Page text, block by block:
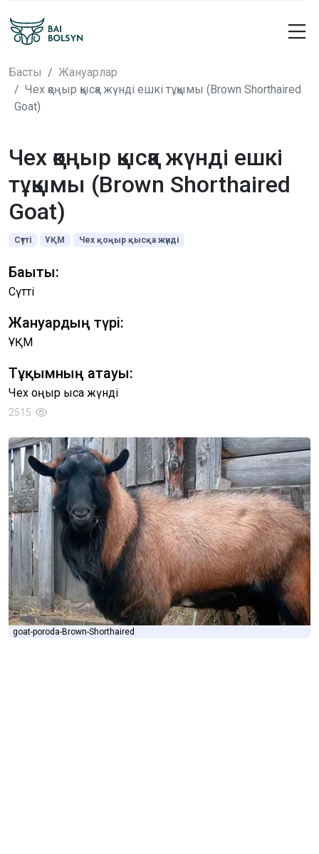
Басты
Жануарлар
Чех қоңыр қысқа жүнді ешкі тұқымы (Brown Shorthaired
Goat)
Чех қоңыр қысқа жүнді ешкі
тұқымы (Brown Shorthaired
Goat)
Сүтті ҰҚМ Чех қоңыр қысқа жүнді
Бағыты:
Сүтті
Жануардың түрі:
ҰҚМ
Тұқымның атауы:
Чех қоңыр қысқа жүнді
2515
goat-poroda-Brown-Shorthaired